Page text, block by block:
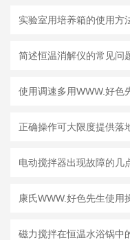
实验室用培养箱的使用方
电动搅拌器出现故障的几
康氏WWW.好色先生使用
磁力搅拌在恒温水浴锅中